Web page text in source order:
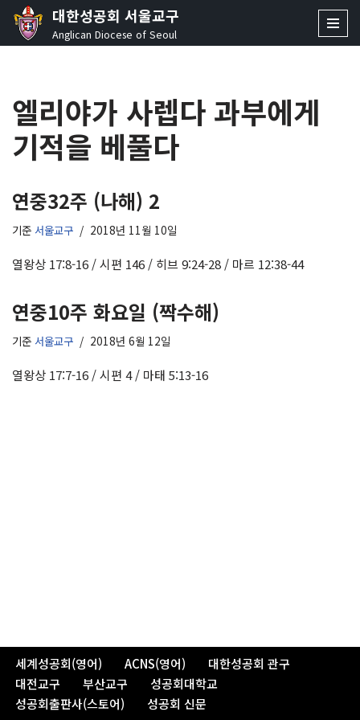
콘
로
건
너
뛰
대한성공회 서울교구
Anglican Diocese of Seoul
엘리야가 사렙다 과부에게
기적을 베풀다
연중32주 (나해) 2
기준 서울교구 2018년 11월 10일
열왕상 17:8-16 / 시편 146 / 히브 9:24-28 / 마르 12:38-44
연중10주 화요일 (짝수해)
기준 서울교구 2018년 6월 12일
열왕상 17:7-16 / 시편 4 / 마태 5:13-16
세계성공회(영어) ACNS(영어)
대한성공회 관구
대전교구
부산교구
성공회대학교
성공회출판사(스토어)
성공회 신문